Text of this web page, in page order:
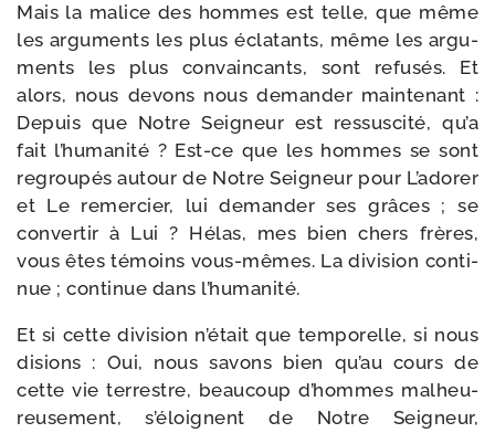
Mais la malice des hommes est telle, que même
les argu­ments les plus écla­tants, même les argu­
ments les plus convain­cants, sont refu­sés. Et
alors, nous devons nous deman­der main­te­nant :
Depuis que Notre Seigneur est res­sus­ci­té, qu’a
fait l’humanité ? Est-​ce que les hommes se sont
regrou­pés autour de Notre Seigneur pour L’adorer
et Le remer­cier, lui deman­der ses grâces ; se
conver­tir à Lui ? Hélas, mes bien chers frères,
vous êtes témoins vous-​mêmes. La divi­sion conti­
nue ; conti­nue dans l’humanité.
Et si cette divi­sion n’était que tem­po­relle, si nous
disions : Oui, nous savons bien qu’au cours de
cette vie ter­restre, beau­coup d’hommes mal­heu­
reu­se­ment, s’éloignent de Notre Seigneur,